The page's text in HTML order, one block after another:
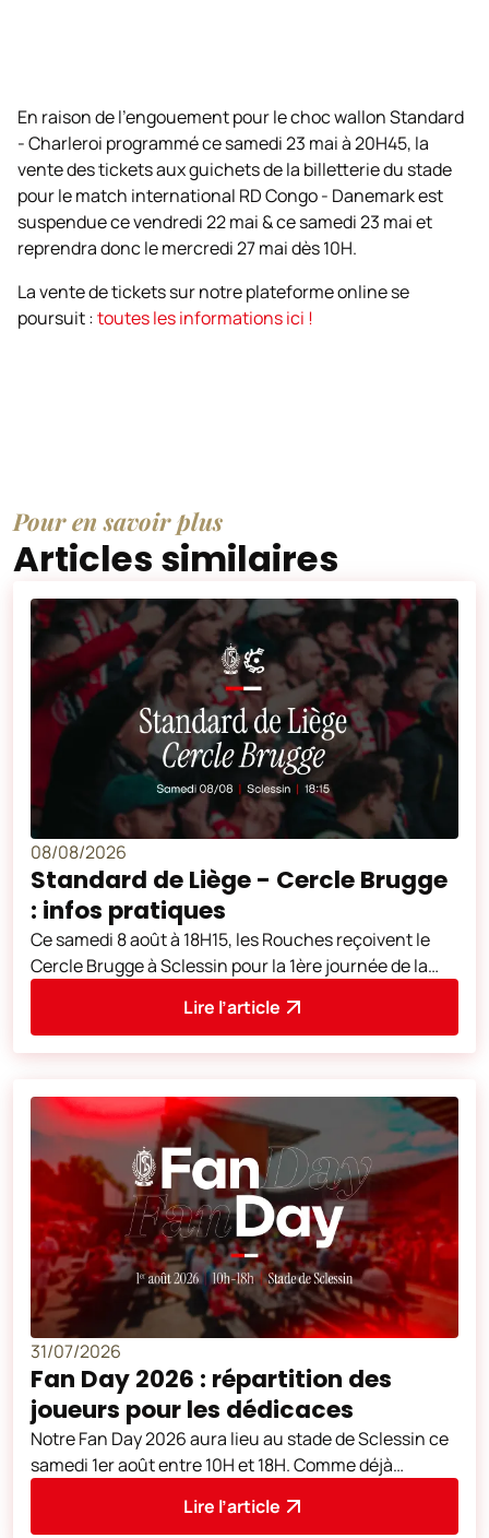
En raison de l’engouement pour le choc wallon Standard
- Charleroi programmé ce samedi 23 mai à 20H45, la
vente des tickets aux guichets de la billetterie du stade
pour le match international RD Congo - Danemark est
suspendue ce vendredi 22 mai & ce samedi 23 mai et
reprendra donc le mercredi 27 mai dès 10H.
La vente de tickets sur notre plateforme online se
poursuit :toutes les informations ici !
Pour en savoir plus
Articles similaires
08/08/2026
Standard de Liège - Cercle Brugge
: infos pratiques
Ce samedi 8 août à 18H15, les Rouches reçoivent le
Cercle Brugge à Sclessin pour la 1ère journée de la
Lire l’article
31/07/2026
Fan Day 2026 : répartition des
joueurs pour les dédicaces
Notre Fan Day 2026 aura lieu au stade de Sclessin ce
samedi 1er août entre 10H et 18H. Comme déjà
Lire l’article